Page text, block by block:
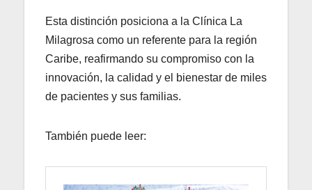
Esta distinción posiciona a la Clínica La
Milagrosa como un referente para la región
Caribe, reafirmando su compromiso con la
innovación, la calidad y el bienestar de miles
de pacientes y sus familias.
También puede leer: